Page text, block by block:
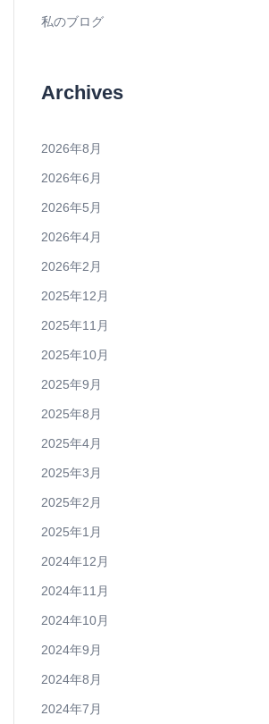
私のブログ
Archives
2026年8月
2026年6月
2026年5月
2026年4月
2026年2月
2025年12月
2025年11月
2025年10月
2025年9月
2025年8月
2025年4月
2025年3月
2025年2月
2025年1月
2024年12月
2024年11月
2024年10月
2024年9月
2024年8月
2024年7月